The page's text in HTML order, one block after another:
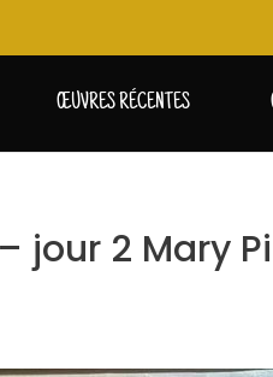
ŒUVRES RÉCENTES
jour 2 Mary